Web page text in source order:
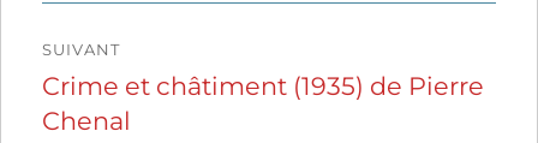
SUIVANT
Publication
suivante :
Crime et châtiment (1935) de Pierre
Chenal